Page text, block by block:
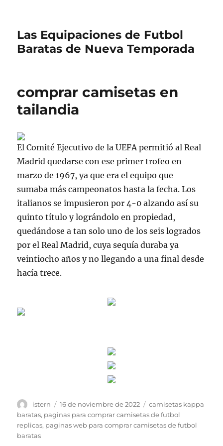
Las Equipaciones de Futbol
Baratas de Nueva Temporada
comprar camisetas en
tailandia
El Comité Ejecutivo de la UEFA permitió al Real
Madrid quedarse con ese primer trofeo en
marzo de 1967, ya que era el equipo que
sumaba más campeonatos hasta la fecha. Los
italianos se impusieron por 4-0 alzando así su
quinto título y lográndolo en propiedad,
quedándose a tan solo uno de los seis logrados
por el Real Madrid, cuya sequía duraba ya
veintiocho años y no llegando a una final desde
hacía trece.
Autor
istern
Publicado
el
16 de noviembre de 2022 Etiquetas
camisetas kappa
baratas, paginas para comprar camisetas de futbol
replicas, paginas web para comprar camisetas de futbol
baratas